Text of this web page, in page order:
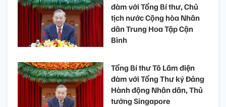
đàm với Tổng Bí thư, Chủ
tịch nước Cộng hòa Nhân
dân Trung Hoa Tập Cận
Bình
Tổng Bí thư Tô Lâm điện
đàm với Tổng Thư ký Đảng
Hành động Nhân dân, Thủ
tướng Singapore